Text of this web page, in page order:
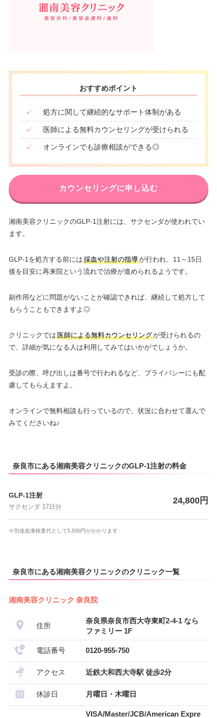
おすすめポイント
✓ 処方に関して継続的なサポート体制がある
✓ 医師による無料カウンセリングが受けられる
✓ オンラインでも診療相談ができる◎
カウンセリングに申し込む
湘南美容クリニックのGLP-1注射には、サクセンダが使われてい
ます。
GLP-1を処方する前には採血や注射の指導が行われ、11～15日
後を目安に再来院という流れで治療が進められるようです。
副作用などに問題がないことが確認できれば、継続して処方して
もらうこともできますよ◎
クリニックでは医師による無料カウンセリングが受けられるの
で、詳細が気になる人は利用してみてはいかがでしょうか。
受診の際、呼び出しは番号で行われるなど、プライバシーにも配
慮してもらえますよ。
オンラインで無料相談も行っているので、状況に合わせて選んで
みてくださいね♪
奈良市にある湘南美容クリニックのGLP-1注射の料金
GLP-1注射
サクセンダ 17日分
24,800円
※別途血液検査代として5,500円がかかります
奈良市にある湘南美容クリニックのクリニック一覧
湘南美容クリニック 奈良院
住所
奈良県奈良市西大寺東町2-4-1 なら
ファミリー 1F
電話番号 0120-955-750
アクセス 近鉄大和西大寺駅 徒歩2分
休診日 月曜日・木曜日
VISA/Master/JCB/American Expre